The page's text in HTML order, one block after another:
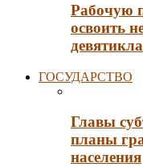
Рабочую
освоить
ГОСУДАРСТВО
Главы
планы
населения